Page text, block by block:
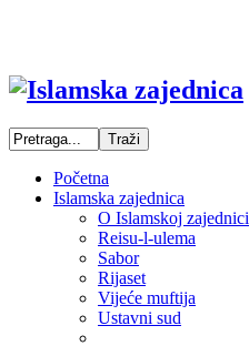
Početna
Islamska zajednica
O Islamskoj zajednici
Reisu-l-ulema
Sabor
Rijaset
Vijeće muftija
Ustavni sud